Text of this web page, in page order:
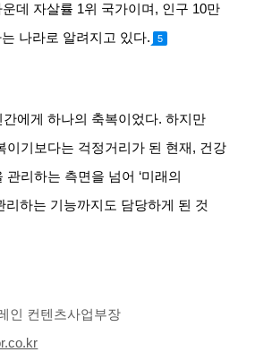
데 자살률 1위 국가이며 , 인구 10만
나라로 알려지고 있다. 5
에게 하나의 축복이었다.하지만
이기보다는 걱정거리가 된 현재, 건강
관리하는 측면을 넘어 ‘미래의
리하는 기능까지도 담당하게 된 것
인 컨텐츠사업부장